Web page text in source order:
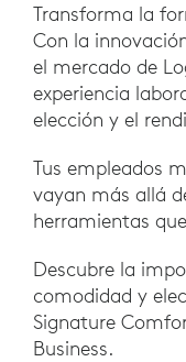
Transforma la
Con la
el mercado de
experiencia
elección y el
Tus empleados
vayan más allá
herramientas
Descubre la
comodidad y
Signature
Business.